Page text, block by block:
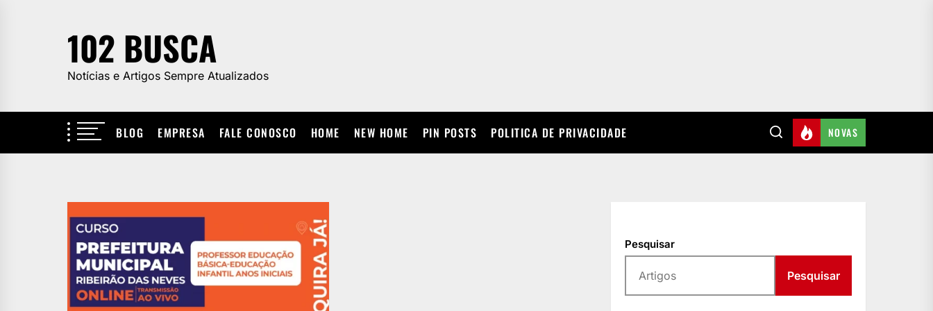
102 BUSCA
Notícias e Artigos Sempre Atualizados
BLOG EMPRESA FALE CONOSCO HOME NEW HOME PIN POSTS POLITICA DE PRIVACIDADE NOVAS
Pesquisar
Pesquisar